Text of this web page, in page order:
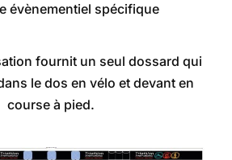
évènementiel spécifique
fournit un seul dossard qui
le dos en vélo et devant en
course à pied.